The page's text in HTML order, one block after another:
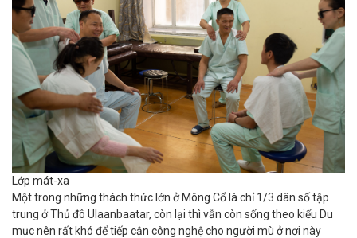
Lớp mát-xa
Một trong những thách thức lớn ở Mông Cổ là chỉ 1/3 dân số tập
trung ở Thủ đô Ulaanbaatar, còn lại thì vẫn còn sống theo kiểu Du
mục nên rất khó để tiếp cận công nghệ cho người mù ở nơi này